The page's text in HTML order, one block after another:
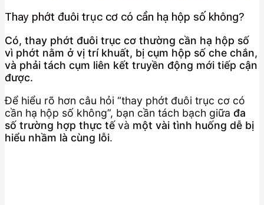
Thay phớt đuôi trục cơ có cần hạ hộp số không?
Có, thay phớt đuôi trục cơ thường cần hạ hộp số
vì phớt nằm ở vị trí khuất, bị cụm hộp số che chắn,
và phải tách cụm liên kết truyền động mới tiếp cận
được.
Để hiểu rõ hơn câu hỏi “thay phớt đuôi trục cơ có
cần hạ hộp số không”, bạn cần tách bạch giữa đa
số trường hợp thực tếvà một vài tình huống dễ bị
hiểu nhầm là cùng lỗi.